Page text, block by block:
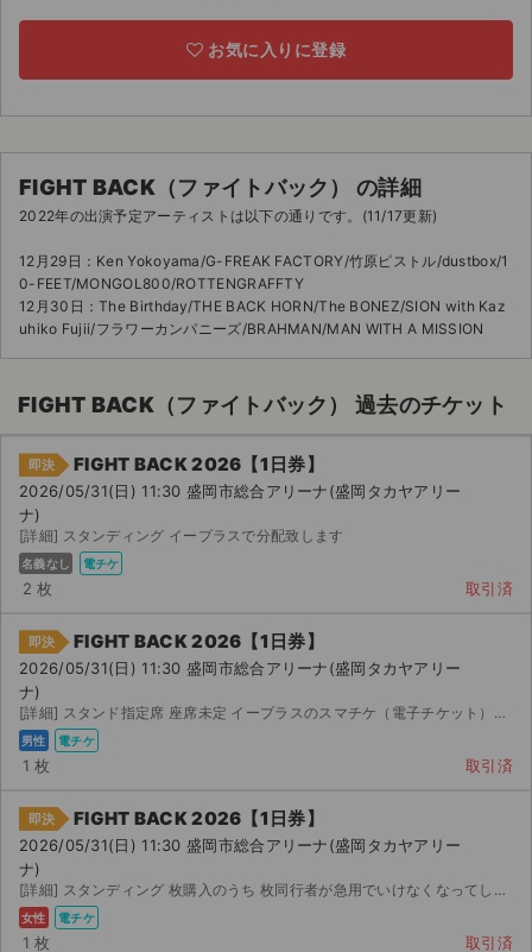
スポーツ
ご利用ガイド
ご利用ガイド
手数料・お支払い方法
AIに質問する
よくある質問
お知らせ
サイト情報
お気に入りに登録
FIGHT BACK（ファイトバック） の詳細
2022年の出演予定アーティストは以下の通りです。(11/17更新)
12月29日：Ken Yokoyama/G-FREAK FACTORY/竹原ピストル/dustbox/1
0-FEET/MONGOL800/ROTTENGRAFFTY
12月30日：The Birthday/THE BACK HORN/The BONEZ/SION with Kaz
uhiko Fujii/フラワーカンパニーズ/BRAHMAN/MAN WITH A MISSION
FIGHT BACK（ファイトバック） 過去のチケット
即決 FIGHT BACK 2026【1日券】
2026/05/31(日) 11:30 盛岡市総合アリーナ(盛岡タカヤアリー
ナ)
[詳細] スタンディング イープラスで分配致します
名義なし 電チケ
2 枚 取引済
即決 FIGHT BACK 2026【1日券】
2026/05/31(日) 11:30 盛岡市総合アリーナ(盛岡タカヤアリー
ナ)
[詳細] スタンド指定席 座席未定 イープラスのスマチケ（電子チケット）の分配でのお取引となります。（紙...
男性 電チケ
1 枚 取引済
即決 FIGHT BACK 2026【1日券】
2026/05/31(日) 11:30 盛岡市総合アリーナ(盛岡タカヤアリー
ナ)
[詳細] スタンディング 枚購入のうち 枚同行者が急用でいけなくなってしまったため出品いたします。 ...
女性 電チケ
1 枚 取引済